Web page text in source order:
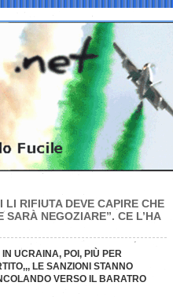
LI RIFIUTA DEVE CAPIRE CHE
SARÀ NEGOZIARE”. CE L’HA
UCRAINA, POI, PIÙ PER
LE SANZIONI STANNO
VERSO IL BARATRO